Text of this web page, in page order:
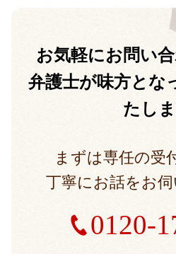
お気軽にお問い
弁護士が味方とな
たし
まずは専任の受
丁寧にお話をお
0120-